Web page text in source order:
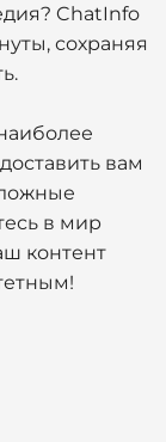
ChatInfo
сохраняя
вам
в мир
контент